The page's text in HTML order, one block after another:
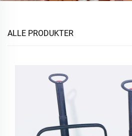
ALLE PRODUKTER